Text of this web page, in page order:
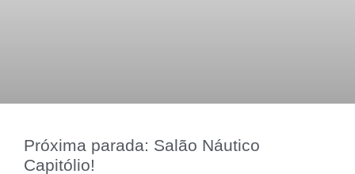
Próxima parada: Salão Náutico
Capitólio!